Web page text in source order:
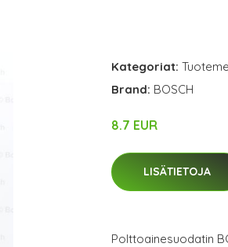
Kategoriat:
Brand: BOSCH
8.7 EUR
LISÄTIETOJA
Polttoainesuodatin